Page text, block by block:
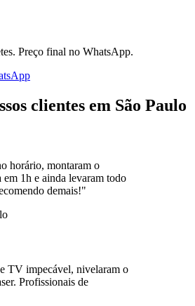
. Preço final no WhatsApp.
clientes em São Paulo
horário, montaram o
em 1h e ainda levaram todo
demais!"
TV impecável, nivelaram o
Profissionais de